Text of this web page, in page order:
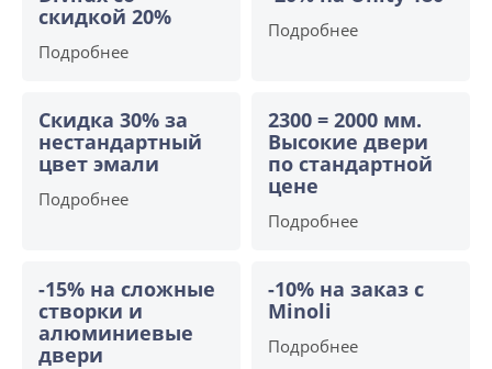
скидкой 20%
Подробнее
Подробнее
Скидка 30% за
нестандартный
цвет эмали
Подробнее
2300 = 2000 мм.
Высокие двери
по стандартной
цене
Подробнее
-15% на сложные
створки и
алюминиевые
двери
-10% на заказ с
Minoli
Подробнее